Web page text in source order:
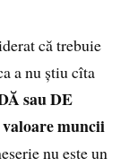
că trebuie
a nu știu cîta
sau DE
muncii
nu este un